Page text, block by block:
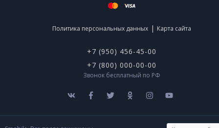
Политика персональных данных | Карта сайта
+7 (950) 456-45-00
+7 (800) 000-00-00
Звонок бесплатный по РФ